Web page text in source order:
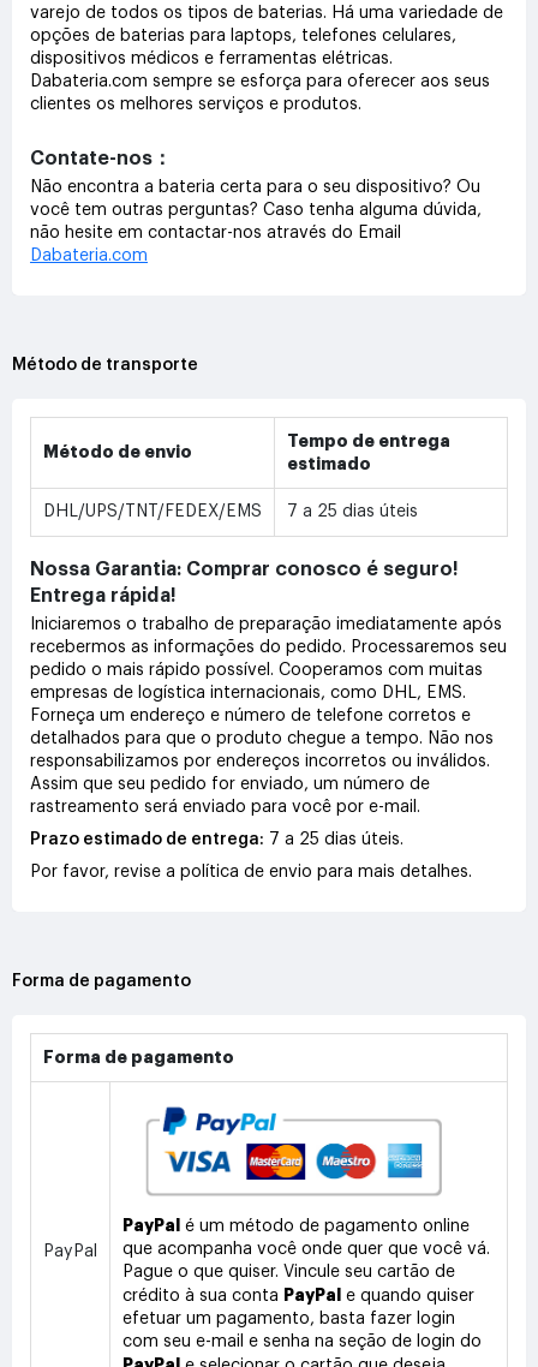
varejo de todos os tipos de baterias. Há uma variedade de
opções de baterias para laptops, telefones celulares,
dispositivos médicos e ferramentas elétricas.
Dabateria.com sempre se esforça para oferecer aos seus
clientes os melhores serviços e produtos.
Contate-nos：
Não encontra a bateria certa para o seu dispositivo? Ou
você tem outras perguntas? Caso tenha alguma dúvida,
não hesite em contactar-nos através do Email
Dabateria.com
Método de transporte
Método de envio
Tempo de entrega
estimado
DHL/UPS/TNT/FEDEX/EMS 7 a 25 dias úteis
Nossa Garantia: Comprar conosco é seguro!
Entrega rápida!
Iniciaremos o trabalho de preparação imediatamente após
recebermos as informações do pedido. Processaremos seu
pedido o mais rápido possível. Cooperamos com muitas
empresas de logística internacionais, como DHL, EMS.
Forneça um endereço e número de telefone corretos e
detalhados para que o produto chegue a tempo. Não nos
responsabilizamos por endereços incorretos ou inválidos.
Assim que seu pedido for enviado, um número de
rastreamento será enviado para você por e-mail.
Prazo estimado de entrega: 7 a 25 dias úteis.
Por favor, revise a política de envio para mais detalhes.
Forma de pagamento
Forma de pagamento
PayPal
PayPal
é um método de pagamento online
que acompanha você onde quer que você vá.
Pague o que quiser. Vincule seu cartão de
crédito à sua conta PayPal
e quando quiser
efetuar um pagamento, basta fazer login
com seu e-mail e senha na seção de login do